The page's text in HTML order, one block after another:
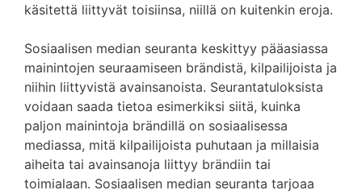
käsitettä liittyvät toisiinsa, niillä on kuitenkin eroja.
Sosiaalisen median seuranta keskittyy pääasiassa
mainintojen seuraamiseen brändistä, kilpailijoista ja
niihin liittyvistä avainsanoista. Seurantatuloksista
voidaan saada tietoa esimerkiksi siitä, kuinka
paljon mainintoja brändillä on sosiaalisessa
mediassa, mitä kilpailijoista puhutaan ja millaisia
aiheita tai avainsanoja liittyy brändiin tai
toimialaan. Sosiaalisen median seuranta tarjoaa